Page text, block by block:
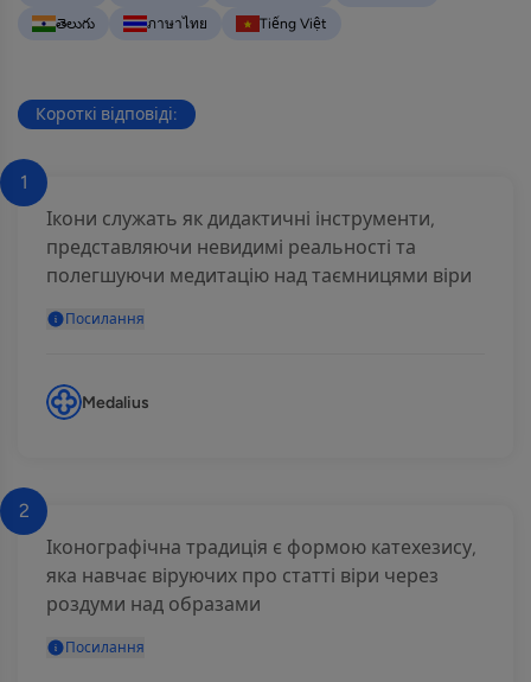
తెలుగు
ภาษาไทย Tiếng Việt
Короткі відповіді:
1
Ікони служать як дидактичні інструменти,
представляючи невидимі реальності та
полегшуючи медитацію над таємницями віри
Посилання
Medalius
2
Іконографічна традиція є формою катехезису,
яка навчає віруючих про статті віри через
роздуми над образами
Посилання